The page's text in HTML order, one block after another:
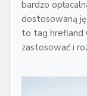
bardzo
dostosowaną
to tag hrefland
zastosować i